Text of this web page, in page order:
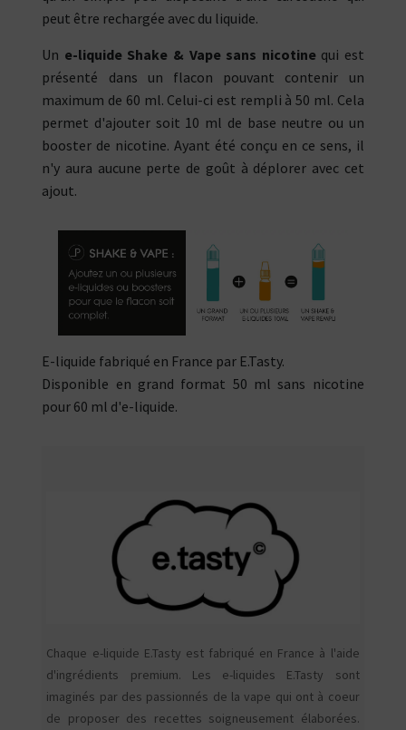
peut être rechargée avec du liquide.
Un e-liquide Shake & Vape sans nicotinequi est
présenté dans un flacon pouvant contenir un
maximum de 60 ml. Celui-ci est rempli à 50 ml. Cela
permet d'ajouter soit 10 ml de base neutre ou un
booster de nicotine. Ayant été conçu en ce sens, il
n'y aura aucune perte de goût à déplorer avec cet
ajout.
E-liquide fabriqué en France par E.Tasty.
Disponible en grand format 50 ml sans nicotine
pour 60 ml d'e-liquide.
Chaque e-liquide E.Tasty est fabriqué en France à l'aide
d'ingrédients premium. Les e-liquides E.Tasty sont
imaginés par des passionnés de la vape qui ont à coeur
de proposer des recettes soigneusement élaborées.